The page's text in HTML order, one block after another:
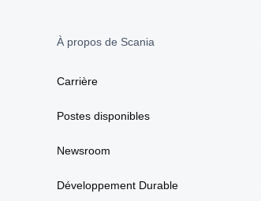
À propos de Scania
Carrière
Postes disponibles
Newsroom
Développement Durable